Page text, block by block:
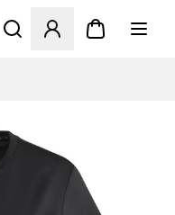
Opent een venster om in